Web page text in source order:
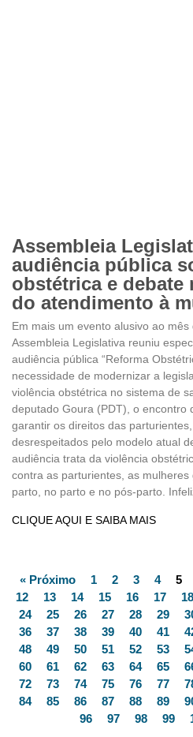
Assembleia
audiência pública
obstétrica e debate
do atendimento à
Em mais um evento alusivo ao
Assembleia Legislativa reuniu
audiência pública “Reforma
necessidade de modernizar a
violência obstétrica no sistema de
deputado Goura (PDT), o encontro
garantir os direitos das
desrespeitados pelo modelo atual
audiência trata da violência
contra as parturientes, as
parto, no parto e no pós-parto.
CLIQUE AQUI E SAIBA MAIS
« Próximo 1 2 3 4 5
12
13 14 15 16 17 18
24
25 26 27 28 29
36
37 38 39 40 41
48
49 50 51 52 53
60
61 62 63 64 65
72
73 74 75 76 77
84
85 86 87 88 89
96
97 98 99